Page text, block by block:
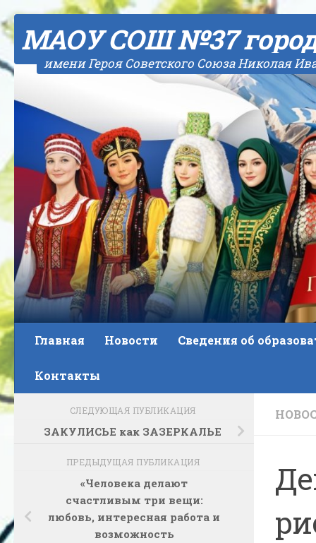
МАОУ СОШ №37
имени Героя Советского Союза Николая
Главная Новости Сведения об
Контакты
СЛЕДУЮЩАЯ ПУБЛИКАЦИЯ
ЗАКУЛИСЬЕ как ЗАЗЕРКАЛЬЕ
ПРЕДЫДУЩАЯ ПУБЛИКАЦИЯ
«Человека делают
счастливым три вещи:
любовь, интересная работа и
возможность